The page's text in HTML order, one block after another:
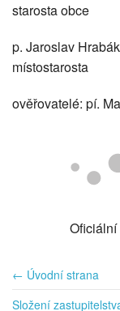
starosta obce
p. Jaroslav Hrabák
místostarosta
ověřovatelé: pí.
Oficiální
← Úvodní strana
Složení